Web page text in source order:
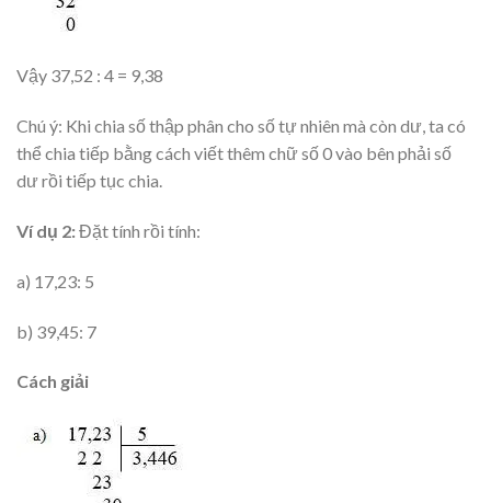
Vậy 37,52 : 4 = 9,38
Chú ý: Khi chia số thập phân cho số tự nhiên mà còn dư, ta có
thể chia tiếp bằng cách viết thêm chữ số 0 vào bên phải số
dư rồi tiếp tục chia.
Ví dụ 2:Đặt tính rồi tính:
a) 17,23: 5
b) 39,45: 7
Cách giải